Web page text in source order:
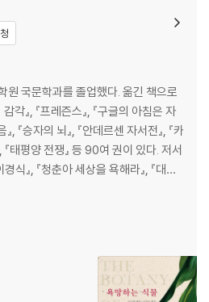
원 국문학과를 졸업했다. 옮긴 책으로
각』, 『프레즌스』, 『구글의 아침은 자
, 『승자의 뇌』, 『안데르센 자서전』, 『카
『태평양 전쟁』 등 90여 권이 있다. 저서
식』, 『청춘아 세상을 욕해라』, 『대한
정신 들어 죽다』, 『나는 아버지다』,
희 스토리』 등이 있고, 영화 「개 같은